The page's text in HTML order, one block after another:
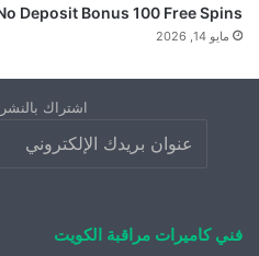
Deposit Bonus 100 Free Spins
مايو 14, 2026
اشتراك
فني كاميرات مراقبة الكويت